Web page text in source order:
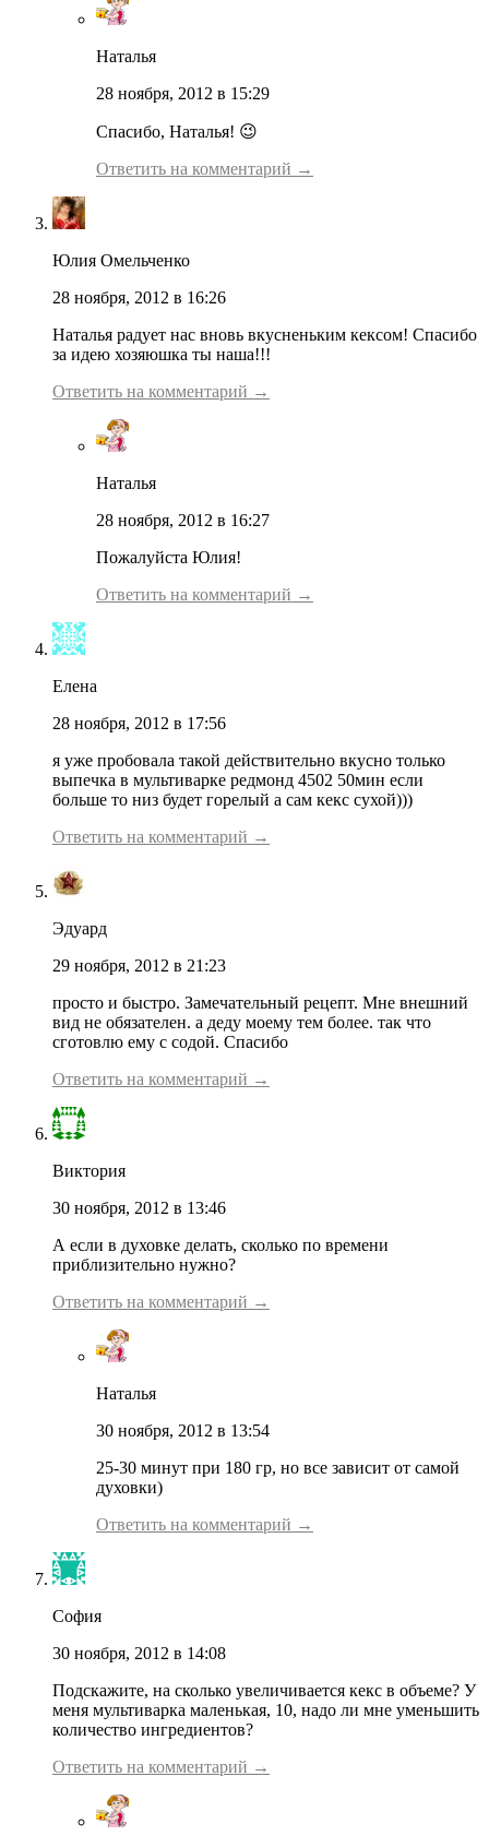
Наталья
28 ноября, 2012 в 15:29
Спасибо, Наталья! 😉
Ответить на комментарий →
Юлия Омельченко
28 ноября, 2012 в 16:26
Наталья радует нас вновь вкусненьким кексом! Спасибо
за идею хозяюшка ты наша!!!
Ответить на комментарий →
Наталья
28 ноября, 2012 в 16:27
Пожалуйста Юлия!
Ответить на комментарий →
Елена
28 ноября, 2012 в 17:56
я уже пробовала такой действительно вкусно только
выпечка в мультиварке редмонд 4502 50мин если
больше то низ будет горелый а сам кекс сухой)))
Ответить на комментарий →
Эдуард
29 ноября, 2012 в 21:23
просто и быстро. Замечательный рецепт. Мне внешний
вид не обязателен. а деду моему тем более. так что
сготовлю ему с содой. Спасибо
Ответить на комментарий →
Виктория
30 ноября, 2012 в 13:46
А если в духовке делать, сколько по времени
приблизительно нужно?
Ответить на комментарий →
Наталья
30 ноября, 2012 в 13:54
25-30 минут при 180 гр, но все зависит от самой
духовки)
Ответить на комментарий →
София
30 ноября, 2012 в 14:08
Подскажите, на сколько увеличивается кекс в объеме? У
меня мультиварка маленькая, 10, надо ли мне уменьшить
количество ингредиентов?
Ответить на комментарий →